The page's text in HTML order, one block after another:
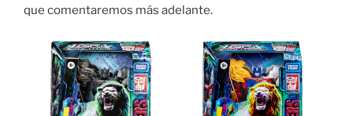
que comentaremos más adelante.